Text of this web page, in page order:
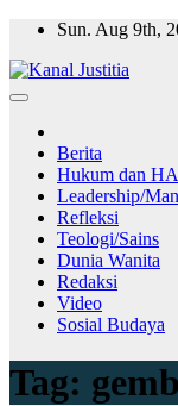
Skip
content
Sun. Aug 9th,
Berita
Hukum dan
Leadership/
Refleksi
Teologi/Sains
Dunia Wanita
Redaksi
Video
Sosial Budaya
Tag: